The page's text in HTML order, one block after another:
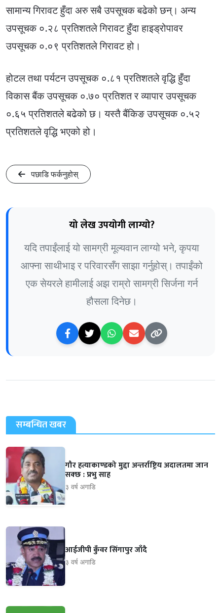
सामान्य गिरावट हुँदा अरु सबै उपसूचक बढेको छन्। अन्य
उपसूचक ०.२८ प्रतिशतले गिरावट हुँदा हाइड्रोपावर
उपसूचक ०.०९ प्रतिशतले गिरावट हो।
होटल तथा पर्यटन उपसूचक ०.८१ प्रतिशतले वृद्धि हुँदा
विकास बैंक उपसूचक ०.७० प्रतिशत र व्यापार उपसूचक
०.६५ प्रतिशतले बढेको छ। यस्तै बैंकिङ उपसूचक ०.५२
प्रतिशतले वृद्धि भएको हो।
पछाडि फर्कनुहोस्
यो लेख उपयोगी लाग्यो?
यदि तपाईंलाई यो सामग्री मूल्यवान लाग्यो भने, कृपया
आफ्ना साथीभाइ र परिवारसँग साझा गर्नुहोस्। तपाईंको
एक सेयरले हामीलाई अझ राम्रो सामग्री सिर्जना गर्न
हौसला दिनेछ।
सम्बन्धित खबर
गौर हत्याकाण्डको मुद्दा अन्तर्राष्ट्रिय अदालतमा जान
सक्छ : प्रभु साह
३ वर्ष अगाडि
आईजीपी कुँवर सिंगापुर जाँदै
३ वर्ष अगाडि